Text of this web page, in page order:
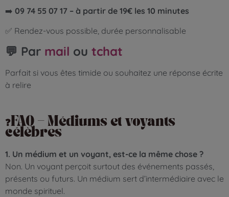
➡️ 09 74 55 07 17 – à partir de 19€ les 10 minutes
✅ Rendez-vous possible, durée personnalisable
💬 Par mail ou tchat
Parfait si vous êtes timide ou souhaitez une réponse écrite
à relire
❓FAQ – Médiums et voyants
célèbres
1. Un médium et un voyant, est-ce la même chose ?
Non. Un voyant perçoit surtout des événements passés,
présents ou futurs. Un médium sert d’intermédiaire avec le
monde spirituel.